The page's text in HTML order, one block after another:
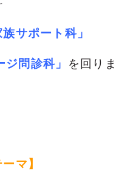
サポート科」
問診科」
を回りま
マ】